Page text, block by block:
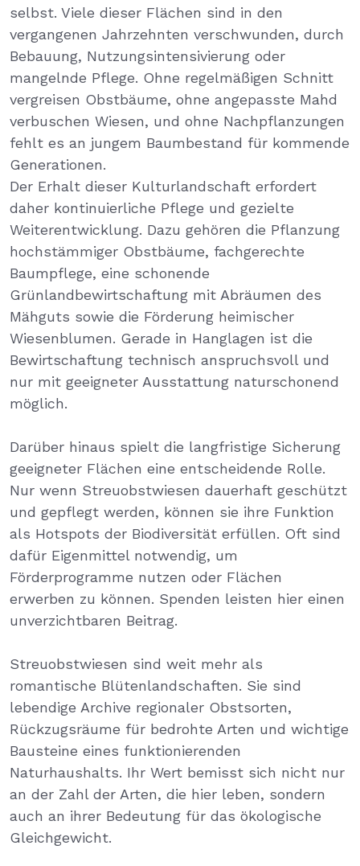
selbst. Viele dieser Flächen sind in den
vergangenen Jahrzehnten verschwunden, durch
Bebauung, Nutzungsintensivierung oder
mangelnde Pflege. Ohne regelmäßigen Schnitt
vergreisen Obstbäume, ohne angepasste Mahd
verbuschen Wiesen, und ohne Nachpflanzungen
fehlt es an jungem Baumbestand für kommende
Generationen.
Der Erhalt dieser Kulturlandschaft erfordert
daher kontinuierliche Pflege und gezielte
Weiterentwicklung. Dazu gehören die Pflanzung
hochstämmiger Obstbäume, fachgerechte
Baumpflege, eine schonende
Grünlandbewirtschaftung mit Abräumen des
Mähguts sowie die Förderung heimischer
Wiesenblumen. Gerade in Hanglagen ist die
Bewirtschaftung technisch anspruchsvoll und
nur mit geeigneter Ausstattung naturschonend
möglich.
Darüber hinaus spielt die langfristige Sicherung
geeigneter Flächen eine entscheidende Rolle.
Nur wenn Streuobstwiesen dauerhaft geschützt
und gepflegt werden, können sie ihre Funktion
als Hotspots der Biodiversität erfüllen. Oft sind
dafür Eigenmittel notwendig, um
Förderprogramme nutzen oder Flächen
erwerben zu können. Spenden leisten hier einen
unverzichtbaren Beitrag.
Streuobstwiesen sind weit mehr als
romantische Blütenlandschaften. Sie sind
lebendige Archive regionaler Obstsorten,
Rückzugsräume für bedrohte Arten und wichtige
Bausteine eines funktionierenden
Naturhaushalts. Ihr Wert bemisst sich nicht nur
an der Zahl der Arten, die hier leben, sondern
auch an ihrer Bedeutung für das ökologische
Gleichgewicht.